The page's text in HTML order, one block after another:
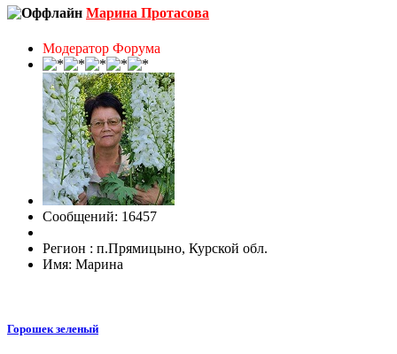
Марина Протасова
Модератор Форума
Сообщений: 16457
Регион : п.Прямицыно, Курской обл.
Имя: Марина
Горошек зеленый